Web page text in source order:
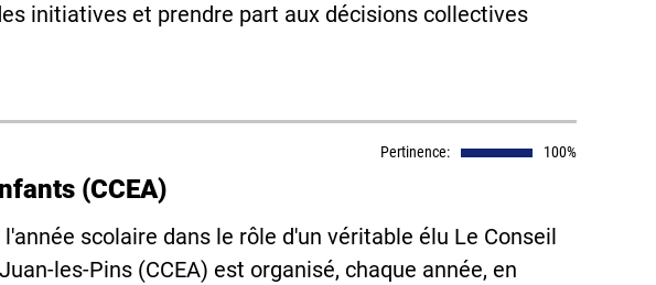
initiatives et prendre part aux décisions collectives
Pertinence: 100%
(CCEA)
scolaire dans le rôle d'un véritable élu Le Conseil
les-Pins (CCEA) est organisé, chaque année, en